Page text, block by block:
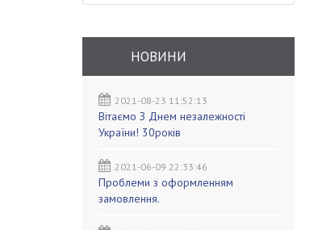
НОВИНИ
2021-08-23 11:52:13
Вітаємо З Днем незалежності
України! 30років
2021-06-09 22:33:46
Проблеми з оформленням
замовлення.